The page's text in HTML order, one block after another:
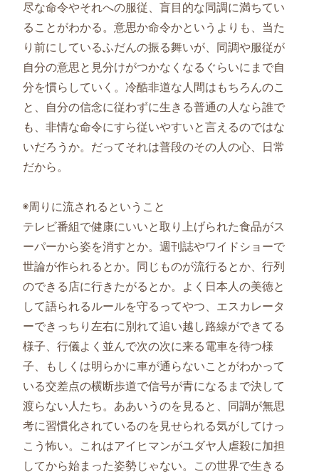
尽な命令やそれへの服従、盲目的な同調に満ちてい
ることがわかる。意思か命令かというよりも、当た
り前にしているふだんの振る舞いが、同調や服従が
自分の意思と見分けがつかなくなるぐらいにまで自
分を慣らしていく。冷酷非道な人間はもちろんのこ
と、自分の信念に従わずに生きる普通の人なら誰で
も、非情な命令にすら従いやすいと言えるのではな
いだろうか。だってそれは普段のその人の心、日常
だから。
◉周りに流されるということ
テレビ番組で健康にいいと取り上げられた食品がス
ーパーから姿を消すとか。週刊誌やワイドショーで
世論が作られるとか。同じものが流行るとか、行列
のできる店に行きたがるとか。よく日本人の美徳と
して語られるルールを守るってやつ、エスカレータ
ーできっちり左右に別れて追い越し路線ができてる
様子、行儀よく並んで次の次に来る電車を待つ様
子、もしくは明らかに車が通らないことがわかって
いる交差点の横断歩道で信号が青になるまで決して
渡らない人たち。ああいうのを見ると、同調が無思
考に習慣化されているのを見せられる気がしてけっ
こう怖い。これはアイヒマンがユダヤ人虐殺に加担
してから始まった姿勢じゃない。この世界で生きる